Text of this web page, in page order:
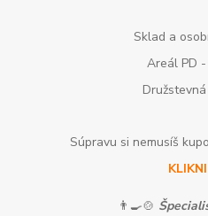
Sklad a
Areál PD
Súpravu si nemusíš
👨‍🍳🍲